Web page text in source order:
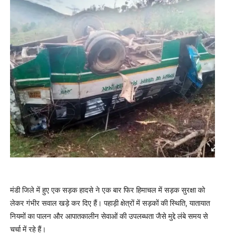
मंडी जिले में हुए एक सड़क हादसे ने एक बार फिर हिमाचल में सड़क सुरक्षा को
लेकर गंभीर सवाल खड़े कर दिए हैं। पहाड़ी क्षेत्रों में सड़कों की स्थिति, यातायात
नियमों का पालन और आपातकालीन सेवाओं की उपलब्धता जैसे मुद्दे लंबे समय से
चर्चा में रहे हैं।